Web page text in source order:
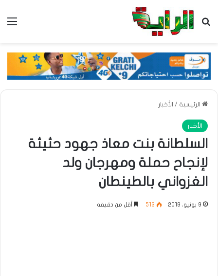
بحث عن
الرئيسية / الأخبار
الأخبار
السلطانة بنت معاذ جهود حثيثة
لإنجاح حملة ومهرجان ولد
الغزواني بالطينطان
9 يونيو، 2019 513 أقل من دقيقة